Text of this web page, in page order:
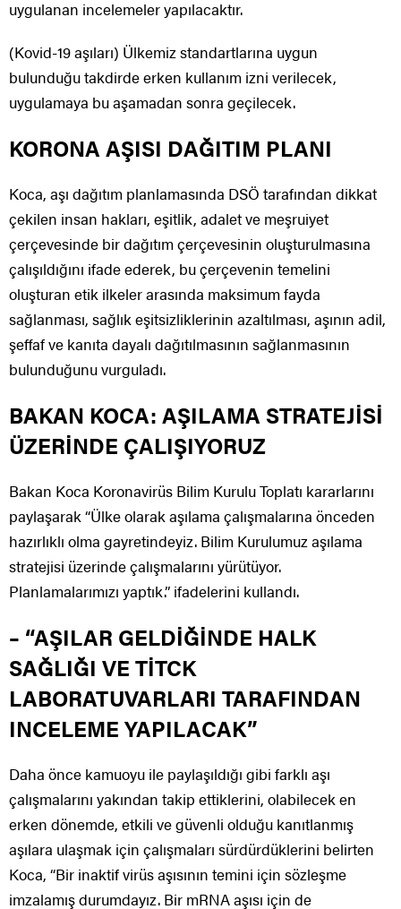
uygulanan incelemeler yapılacaktır.
(Kovid-19 aşıları) Ülkemiz standartlarına uygun
bulunduğu takdirde erken kullanım izni verilecek,
uygulamaya bu aşamadan sonra geçilecek.
KORONA AŞISI DAĞITIM PLANI
Koca, aşı dağıtım planlamasında DSÖ tarafından dikkat
çekilen insan hakları, eşitlik, adalet ve meşruiyet
çerçevesinde bir dağıtım çerçevesinin oluşturulmasına
çalışıldığını ifade ederek, bu çerçevenin temelini
oluşturan etik ilkeler arasında maksimum fayda
sağlanması, sağlık eşitsizliklerinin azaltılması, aşının adil,
şeffaf ve kanıta dayalı dağıtılmasının sağlanmasının
bulunduğunu vurguladı.
BAKAN KOCA: AŞILAMA STRATEJİSİ
ÜZERİNDE ÇALIŞIYORUZ
Bakan Koca Koronavirüs Bilim Kurulu Toplatı kararlarını
paylaşarak “Ülke olarak aşılama çalışmalarına önceden
hazırlıklı olma gayretindeyiz. Bilim Kurulumuz aşılama
stratejisi üzerinde çalışmalarını yürütüyor.
Planlamalarımızı yaptık.” ifadelerini kullandı.
– “AŞILAR GELDİĞİNDE HALK
SAĞLIĞI VE TİTCK
LABORATUVARLARI TARAFINDAN
INCELEME YAPILACAK”
Daha önce kamuoyu ile paylaşıldığı gibi farklı aşı
çalışmalarını yakından takip ettiklerini, olabilecek en
erken dönemde, etkili ve güvenli olduğu kanıtlanmış
aşılara ulaşmak için çalışmaları sürdürdüklerini belirten
Koca, “Bir inaktif virüs aşısının temini için sözleşme
imzalamış durumdayız. Bir mRNA aşısı için de